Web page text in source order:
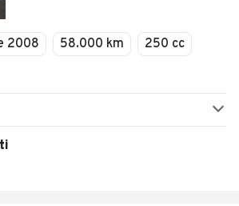
2008 58.000 km
250 cc